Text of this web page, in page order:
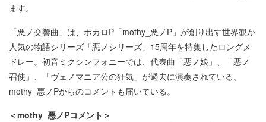
ます。
「悪ノ交響曲」は、ボカロP「mothy_悪ノP」が創り出す世界観が
人気の物語シリーズ「悪ノシリーズ」15周年を特集したロングメ
ドレー。初音ミクシンフォニーでは、代表曲「悪ノ娘」、「悪ノ
召使」、「ヴェノマニア公の狂気」が過去に演奏されている。
mothy_悪ノPからのコメントも届いている。
＜mothy_悪ノPコメント＞